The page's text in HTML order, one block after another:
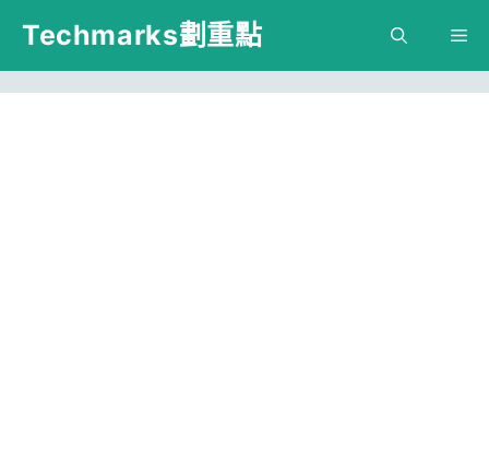
跳
主
Techmarks劃重點